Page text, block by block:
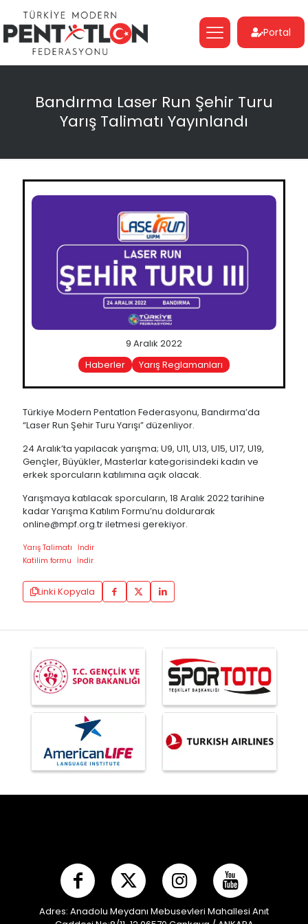
Portal
Bandırma Laser Run Şehir Turu
Yarış Talimatı Yayınlandı
9 Aralık 2022
Haberler
Yarış Reglamanları
Türkiye Modern Pentatlon Federasyonu, Bandırma’da
“Laser Run Şehir Turu Yarışı” düzenliyor.
24 Aralık’ta yapılacak yarışma; U9, U11, U13, U15, U17, U19,
Gençler, Büyükler, Masterlar kategorisindeki kadın ve
erkek sporcuların katılımına açık olacak.
Yarışmaya katılacak sporcuların, 18 Aralık 2022 tarihine
kadar Yarışma Katılım Formu’nu doldurarak
online@mpf.org.triletmesi gerekiyor.
Yarış Talimatı İndir
Katilim formu İndir
Linki Kopyala
Adres: Anadolu Meydanı Mebusevleri Mahallesi Anıt